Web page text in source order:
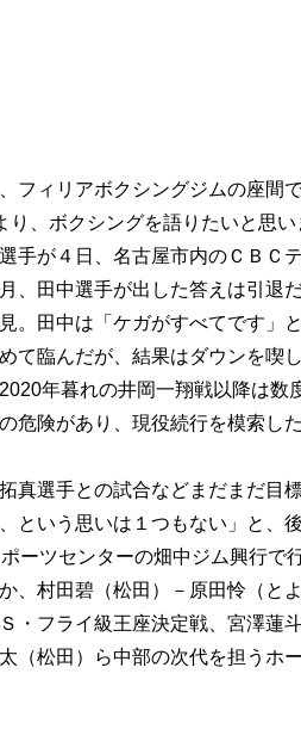
フィリアボクシングジムの座間で
、ボクシングを語りたいと思い
が４日、名古屋市内のＣＢＣ
、田中選手が出した答えは引退
。田中は「ケガがすべてです」と
て臨んだが、結果はダウンを喫
年暮れの井岡一翔戦以降は
危険があり、現役続行を模索し
選手との試合などまだまだ目
という思いは１つもない」と、
ーツセンターの畑中ジム興行で
、村田碧（松田）－原田怜（と
・フライ級王座決定戦、宮澤蓮
（松田）ら中部の次代を担うホ